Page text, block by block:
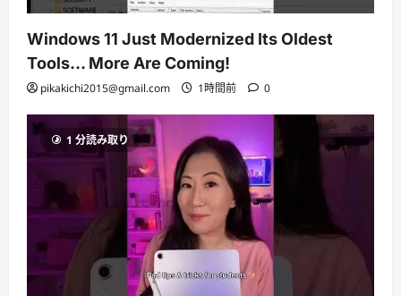
Windows 11 Just Modernized Its Oldest
Tools… More Are Coming!
pikakichi2015@gmail.com 1時間前 0
1 分読み取り